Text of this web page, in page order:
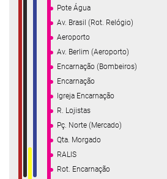
Pote Água
Av. Brasil (Rot. Relógio)
Aeroporto
Av. Berlim (Aeroporto)
Encarnação (Bombeiros)
Encarnação
Igreja Encarnação
R. Lojistas
Pç. Norte (Mercado)
Qta. Morgado
RALIS
Rot. Encarnação